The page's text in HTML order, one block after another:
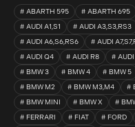
ABARTH 595 ABARTH 695
AUDI A1,S1
AUDI A3,S3,RS3
AUDI A6,S6,RS6
AUDI
AUDI Q4
AUDI R8 AUDI
BMW 3
BMW 4 BMW 5
BMW M2
BMW M3,M4
BMW MINI
BMW X
FERRARI
FIAT FORD